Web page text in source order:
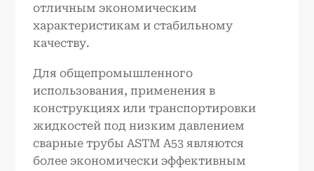
отличным экономическим
характеристикам и стабильному
качеству.
Для общепромышленного
использования, применения в
конструкциях или транспортировки
жидкостей под низким давлением
сварные трубы ASTM A53 являются
более экономически эффективным